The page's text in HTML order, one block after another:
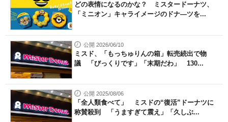
どの表情になるのかな？ ミスタードーナツ、
「ミニオン」キャライメージのドナ―ツを...
公開 2026/06/10
ミスド、「もっちゅりんの箱」転売続出で物
議 「びっくりです」「末期だわ」 130...
公開 2025/08/06
「全人類食べて」 ミスドの“復活”ドーナツに
称賛殺到 「うますぎて震え」「久しぶ...